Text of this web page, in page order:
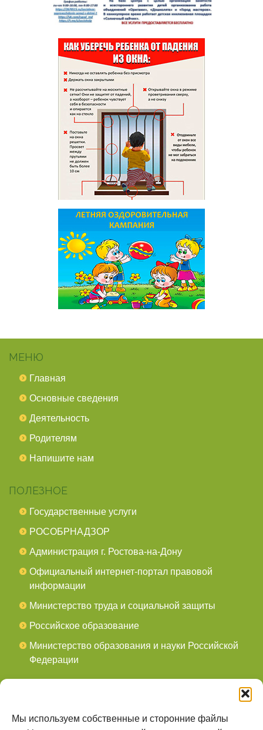
Мы используем собственные и сторонние файлы
МЕНЮ
Главная
Основные сведения
Деятельность
Родителям
Напишите нам
ПОЛЕЗНОЕ
Государственные услуги
РОСОБРНАДЗОР
Администрация г. Ростова-на-Дону
Официальный интернет-портал правовой
информации
Министерство труда и социальной защиты
Российское образование
Министерство образования и науки Российской
Федерации